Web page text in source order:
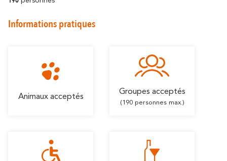
Informations pratiques
Animaux acceptés
Groupes acceptés
(190 personnes max.)